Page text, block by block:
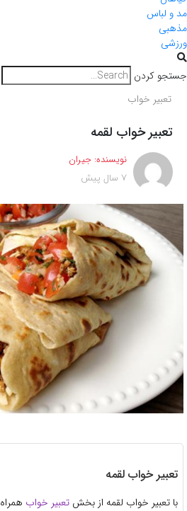
مد و لباس
مذهبی
ورزشی
جستجو کردن
تعبیر خواب
تعبیر خواب لقمه
نویسنده: جیران
7 سال پیش
تعبیر خواب لقمه
با تعبیر خواب لقمه از بخش تعبیر خواب همراه